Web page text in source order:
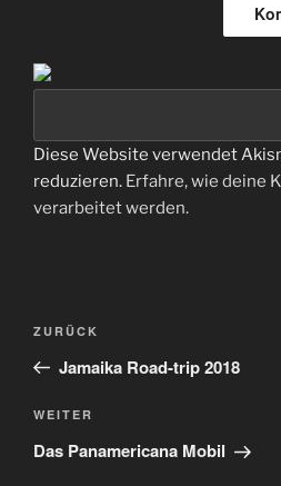
Diese Website verwendet
reduzieren. Erfahre, wie deine
verarbeitet werden.
Beitragsnavigation
Vorheriger
Beitrag
ZURÜCK
Jamaika Road-trip 2018
Nächster
Beitrag
WEITER
Das Panamericana Mobil